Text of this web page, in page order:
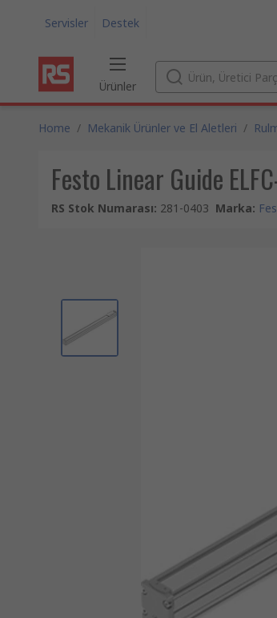
Servisler Destek
Ürünler
Home / Mekanik Ürünler ve El Aletleri /
Festo Linear Guide
RS Stok Numarası: 281-0403 Marka: